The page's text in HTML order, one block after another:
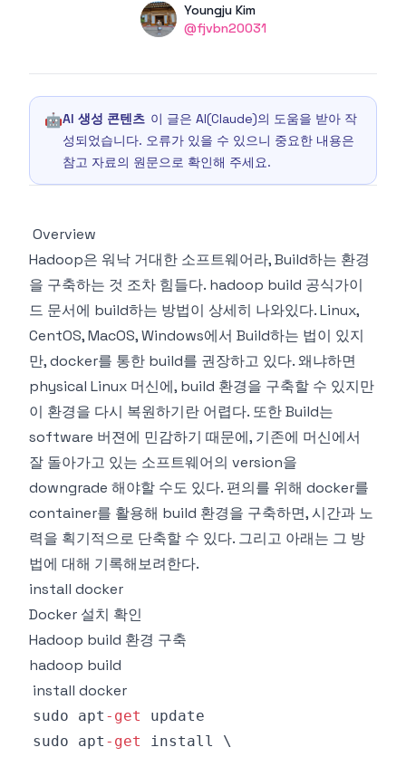
Name
Youngju Kim
Twitter
@fjvbn20031
🤖AI 생성 콘텐츠 이 글은 AI(Claude)의 도움을 받아 작
성되었습니다. 오류가 있을 수 있으니 중요한 내용은
참고 자료의 원문으로 확인해 주세요.
Overview
Hadoop은 워낙 거대한 소프트웨어라, Build하는 환경
을 구축하는 것 조차 힘들다. hadoop build 공식가이
드 문서에 build하는 방법이 상세히 나와있다. Linux,
CentOS, MacOS, Windows에서 Build하는 법이 있지
만, docker를 통한 build를 권장하고 있다. 왜냐하면
physical Linux 머신에, build 환경을 구축할 수 있지만
이 환경을 다시 복원하기란 어렵다. 또한 Build는
software 버젼에 민감하기 때문에, 기존에 머신에서
잘 돌아가고 있는 소프트웨어의 version을
downgrade 해야할 수도 있다. 편의를 위해 docker를
container를 활용해 build 환경을 구축하면, 시간과 노
력을 획기적으로 단축할 수 있다. 그리고 아래는 그 방
법에 대해 기록해보려한다.
install docker
Docker 설치 확인
Hadoop build 환경 구축
hadoop build
install docker
sudo apt - get
sudo apt - get